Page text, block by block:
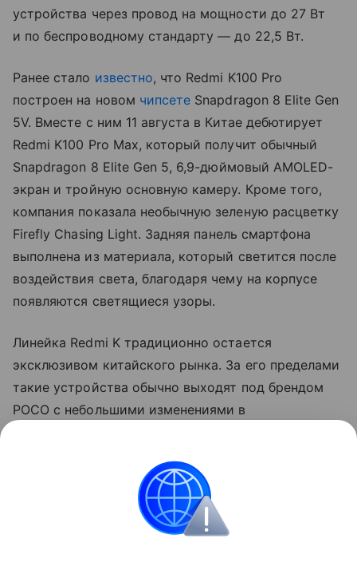
устройства через провод на мощности до 27 Вт
и по беспроводному стандарту — до 22,5 Вт.
Ранее стало известно, что Redmi K100 Pro
построен на новом чипсете Snapdragon 8 Elite Gen
5V. Вместе с ним 11 августа в Китае дебютирует
Redmi K100 Pro Max, который получит обычный
Snapdragon 8 Elite Gen 5, 6,9-дюймовый AMOLED-
экран и тройную основную камеру. Кроме того,
компания показала необычную зеленую расцветку
Firefly Chasing Light. Задняя панель смартфона
выполнена из материала, который светится после
воздействия света, благодаря чему на корпусе
появляются светящиеся узоры.
Линейка Redmi K традиционно остается
эксклюзивом китайского рынка. За его пределами
такие устройства обычно выходят под брендом
POCO с небольшими изменениями в
глобальном рынке как POCO F8 Ultra.